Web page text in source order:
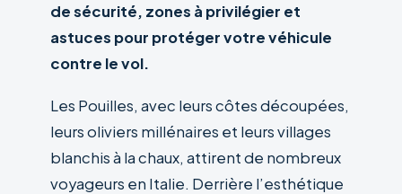
de sécurité, zones à privilégier et
astuces pour protéger votre véhicule
contre le vol.
Les Pouilles, avec leurs côtes découpées,
leurs oliviers millénaires et leurs villages
blanchis à la chaux, attirent de nombreux
voyageurs en Italie. Derrière l’esthétique